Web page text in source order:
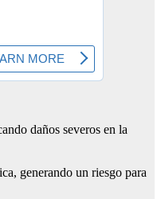
daños severos en la
generando un riesgo para